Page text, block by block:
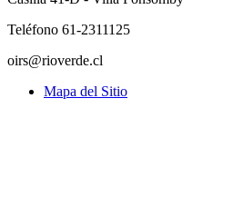
Teléfono 61-2311125
oirs@rioverde.cl
Mapa del Sitio